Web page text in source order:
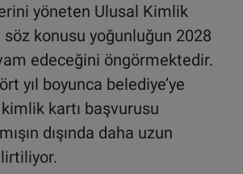
yöneten Ulusal Kimlik
konusu yoğunluğun 2028
edeceğini öngörmektedir.
yıl boyunca belediye’ye
kartı başvurusu
dışında daha uzun